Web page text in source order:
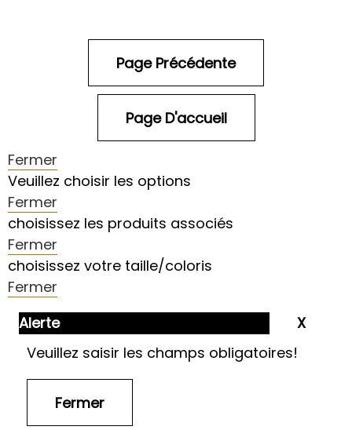
Fermer
Veuillez choisir les options
Fermer
choisissez les produits associés
Fermer
choisissez votre taille/coloris
Fermer
Alerte
Veuillez saisir les champs obligatoires!